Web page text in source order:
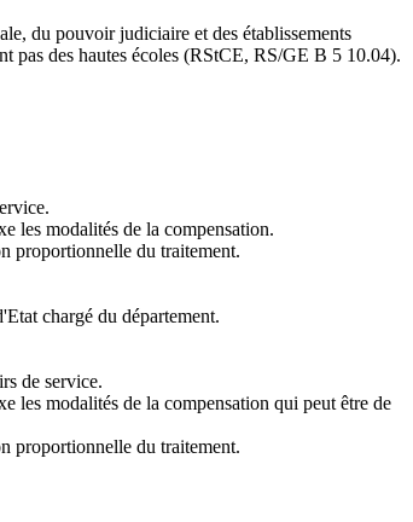
du pouvoir judiciaire et des établissements
pas des hautes écoles (RStCE, RS/GE B 5 10.04).
les modalités de la compensation.
proportionnelle du traitement.
chargé du département.
de service.
les modalités de la compensation qui peut être de
proportionnelle du traitement.